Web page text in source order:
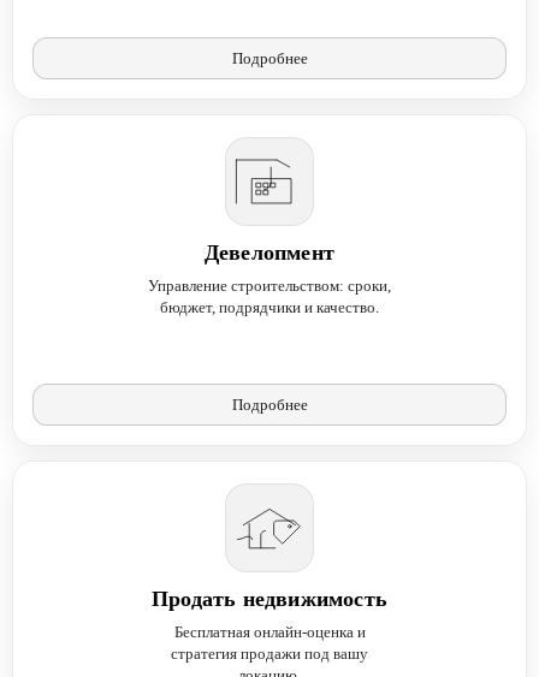
Подробнее
Девелопмент
Управление строительством: сроки,
бюджет, подрядчики и качество.
Подробнее
Продать недвижимость
Бесплатная онлайн-оценка и
стратегия продажи под вашу